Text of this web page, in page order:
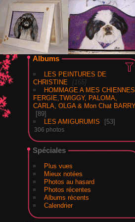
Albums
LES PEINTURES DE
CHRISTINE
165
HOMMAGE A MES CHIENNES
FERGIE,TWIGGY, PALOMA,
CARLA, OLGA & Mon Chat
89
LES AMIGURUMIS
53
306 photos
Spéciales
Plus vues
Mieux notées
Photos au hasard
Photos récentes
Albums récents
Calendrier